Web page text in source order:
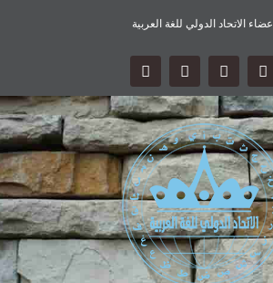
أعضاء الاتحاد الدولي للغة العربية